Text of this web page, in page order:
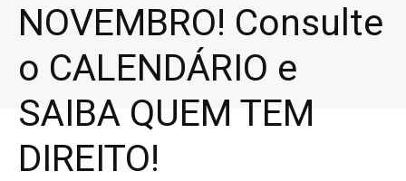
NOVEMBRO! Consulte
o CALENDÁRIO e
SAIBA QUEM TEM
DIREITO!